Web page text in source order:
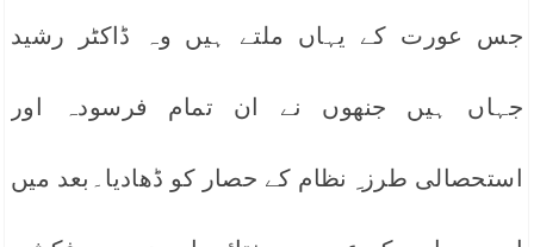
جس عورت کے یہاں ملتے ہیں وہ ڈاکٹر رشید
جہاں ہیں جنھوں نے ان تمام فرسودہ اور
استحصالی طرز ِ نظام کے حصار کو ڈھادیا۔بعد میں